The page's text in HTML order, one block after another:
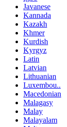
Javanese
Kannada
Kazakh
Khmer
Kurdish
Kyrgyz
Latin
Latvian
Lithuanian
Luxembou..
Macedonian
Malagasy
Malay
Malayalam